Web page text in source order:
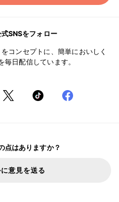
SNSをフォロー
コンセプトに、簡単においしく
毎日配信しています。
点はありますか？
意見を送る